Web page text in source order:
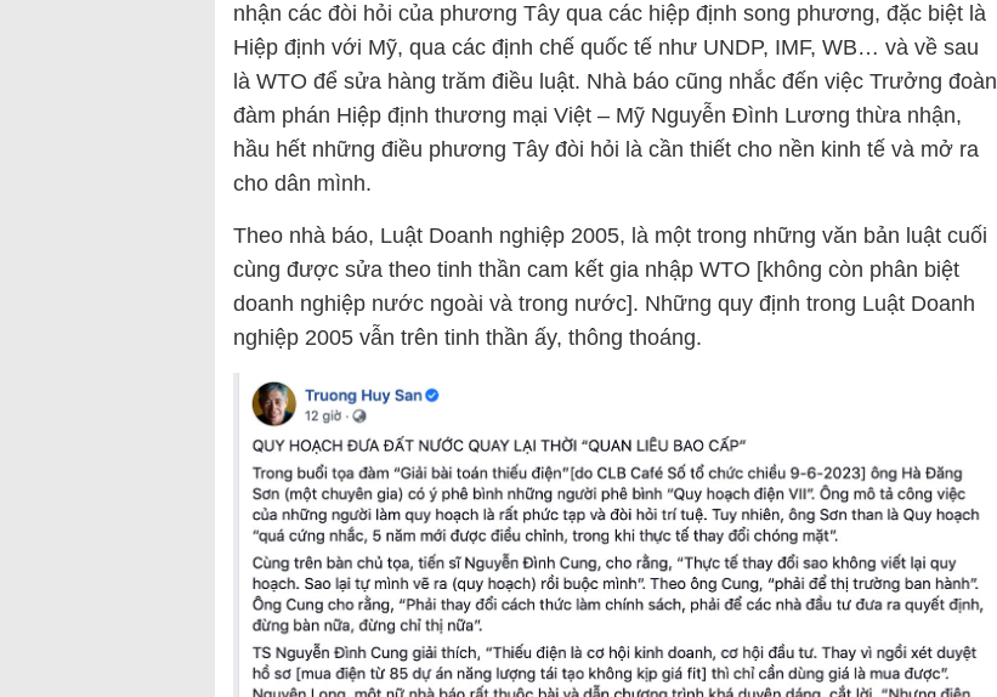
nhận các đòi hỏi của phương Tây qua các hiệp định song phương, đặc biệt là
Hiệp định với Mỹ, qua các định chế quốc tế như UNDP, IMF, WB… và về sau
là WTO để sửa hàng trăm điều luật. Nhà báo cũng nhắc đến việc Trưởng đoàn
đàm phán Hiệp định thương mại Việt – Mỹ Nguyễn Đình Lương thừa nhận,
hầu hết những điều phương Tây đòi hỏi là cần thiết cho nền kinh tế và mở ra
cho dân mình.
Theo nhà báo, Luật Doanh nghiệp 2005, là một trong những văn bản luật cuối
cùng được sửa theo tinh thần cam kết gia nhập WTO [không còn phân biệt
doanh nghiệp nước ngoài và trong nước]. Những quy định trong Luật Doanh
nghiệp 2005 vẫn trên tinh thần ấy, thông thoáng.